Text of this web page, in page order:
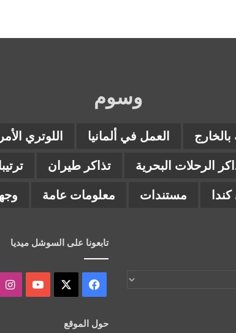
وسوم
بالخارج العمل في ألمانيا اللوتري
الرحلات البحرية تذاكر طيران
مستندات معلومات عامة
تابعونا على السوشل ميديا
فيسبوك
حول الموقع